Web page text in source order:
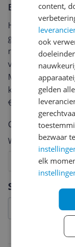
Specificaties
Er zijn nog
Heb jij dit
geven? Start dan
review.
van een review
Met jouw mening
keuze te maken
€250,-!
Klik hier
Cijfer
Welk cijfer geef
3
2
content,
ook
gelden
bezwaar
elk